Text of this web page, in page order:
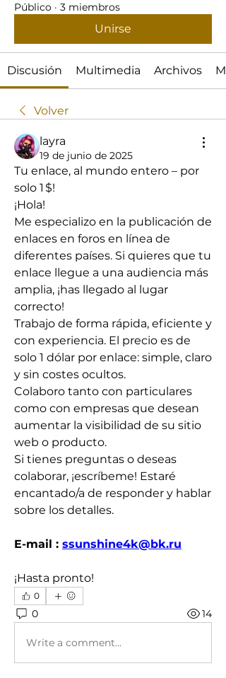
Público · 3 miembros
Unirse
Discusión Multimedia Archivos
Volver
layra
19 de junio de 2025
Tu enlace, al mundo entero – por
solo 1 $!
¡Hola!
Me especializo en la publicación de
enlaces en foros en línea de
diferentes países. Si quieres que tu
enlace llegue a una audiencia más
amplia, ¡has llegado al lugar
correcto!
Trabajo de forma rápida, eficiente y
con experiencia. El precio es de
solo 1 dólar por enlace: simple, claro
y sin costes ocultos.
Colaboro tanto con particulares
como con empresas que desean
aumentar la visibilidad de su sitio
web o producto.
Si tienes preguntas o deseas
colaborar, ¡escríbeme! Estaré
encantado/a de responder y hablar
sobre los detalles.
E-mail : ssunshine4k@bk.ru
¡Hasta pronto!
0
0 14
Write a comment...